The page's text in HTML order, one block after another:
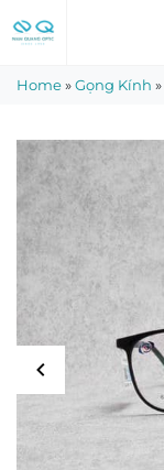
to
Home»Gọng Kính »